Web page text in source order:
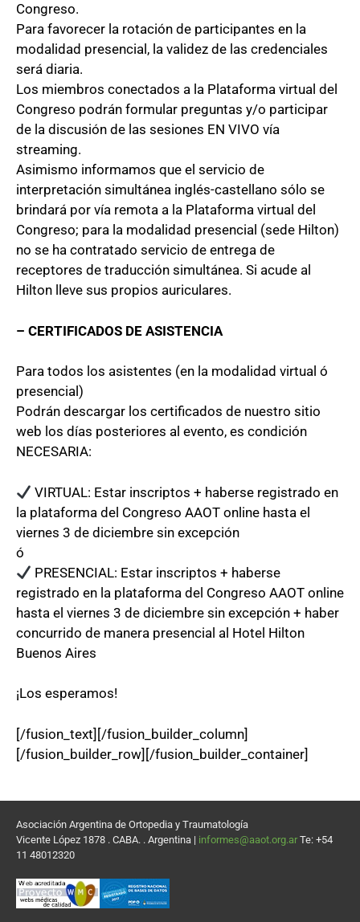
Congreso.
Para favorecer la rotación de participantes en la
modalidad presencial, la validez de las credenciales
será diaria.
Los miembros conectados a la Plataforma virtual del
Congreso podrán formular preguntas y/o participar
de la discusión de las sesiones EN VIVO vía
streaming.
Asimismo informamos que el servicio de
interpretación simultánea inglés-castellano sólo se
brindará por vía remota a la Plataforma virtual del
Congreso; para la modalidad presencial (sede Hilton)
no se ha contratado servicio de entrega de
receptores de traducción simultánea. Si acude al
Hilton lleve sus propios auriculares.
– CERTIFICADOS DE ASISTENCIA
Para todos los asistentes (en la modalidad virtual ó
presencial)
Podrán descargar los certificados de nuestro sitio
web los días posteriores al evento, es condición
NECESARIA:
VIRTUAL: Estar inscriptos + haberse registrado en
la plataforma del Congreso AAOT online hasta el
viernes 3 de diciembre sin excepción
ó
PRESENCIAL: Estar inscriptos + haberse
registrado en la plataforma del Congreso AAOT online
hasta el viernes 3 de diciembre sin excepción + haber
concurrido de manera presencial al Hotel Hilton
Buenos Aires
¡Los esperamos!
[/fusion_text][/fusion_builder_column]
[/fusion_builder_row][/fusion_builder_container]
Asociación Argentina de Ortopedia y Traumatología
Vicente López 1878 . CABA. . Argentina | informes@aaot.org.ar Te: +54
11 48012320